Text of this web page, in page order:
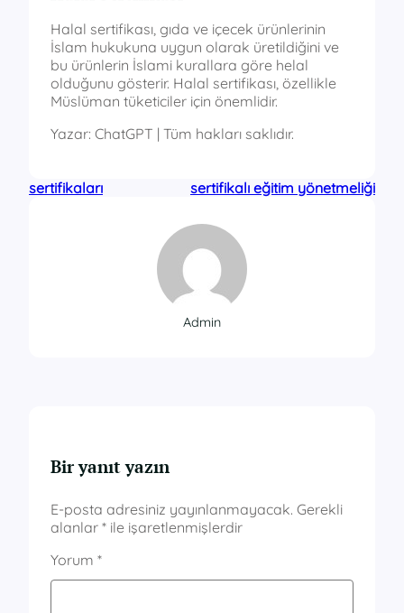
Halal sertifikası, gıda ve içecek ürünlerinin
İslam hukukuna uygun olarak üretildiğini ve
bu ürünlerin İslami kurallara göre helal
olduğunu gösterir. Halal sertifikası, özellikle
Müslüman tüketiciler için önemlidir.
Yazar: ChatGPT | Tüm hakları saklıdır.
sertifikaları sertifikalı eğitim yönetmeliği
Admin
Bir yanıt yazın
E-posta adresiniz yayınlanmayacak. Gerekli
alanlar * ile işaretlenmişlerdir
Yorum *